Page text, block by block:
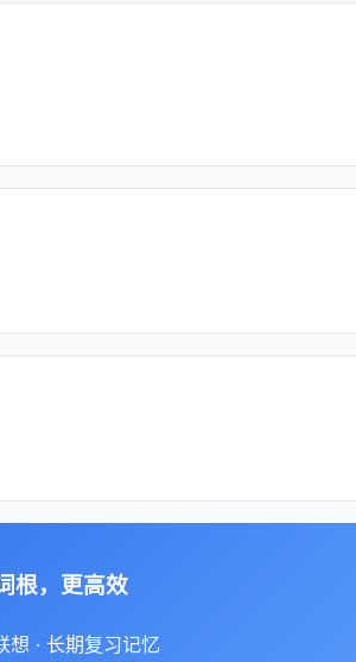
根，更高效
想 · 长期复习记忆